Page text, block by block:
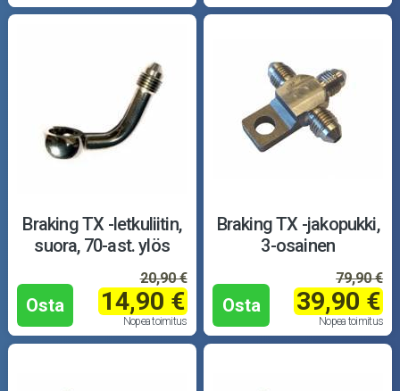
Braking TX -letkuliitin,
suora, 70-ast. ylös
Osta
20,90 €
14,90 €
Nopea toimitus
Braking TX -jakopukki,
3-osainen
Osta
79,90 €
39,90 €
Nopea toimitus